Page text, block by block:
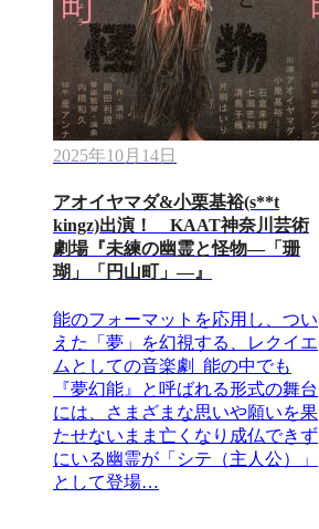
2025年10月14日
アオイヤマダ&小栗基裕(s**t
kingz)出演！ KAAT神奈川芸術
劇場『未練の幽霊と怪物―「珊
瑚」「円山町」―』
能のフォーマットを応用し、つい
えた「夢」を幻視する、レクイエ
ムとしての音楽劇 能の中でも
『夢幻能』と呼ばれる形式の舞台
には、さまざまな思いや願いを果
たせないまま亡くなり成仏できず
にいる幽霊が「シテ（主人公）」
として登場…